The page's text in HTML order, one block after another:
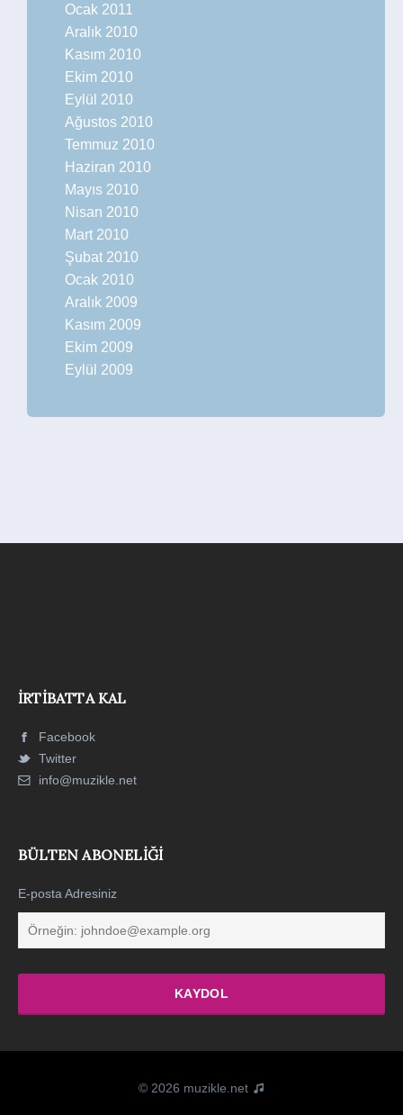
Ocak 2011
Aralık 2010
Kasım 2010
Ekim 2010
Eylül 2010
Ağustos 2010
Temmuz 2010
Haziran 2010
Mayıs 2010
Nisan 2010
Mart 2010
Şubat 2010
Ocak 2010
Aralık 2009
Kasım 2009
Ekim 2009
Eylül 2009
İRTIBATTA KAL
Facebook
Twitter
info@muzikle.net
BÜLTEN ABONELIĞI
E-posta Adresiniz
© 2026 muzikle.net